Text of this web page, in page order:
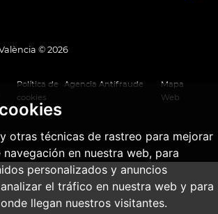
otras técnicas de rastreo para mejorar
en nuestra web, para
personalizados y anuncios
el tráfico en nuestra web y para
llegan nuestros visitantes.
© 2026
Política de
cookies
Agencia Antifraude
Mapa
Web